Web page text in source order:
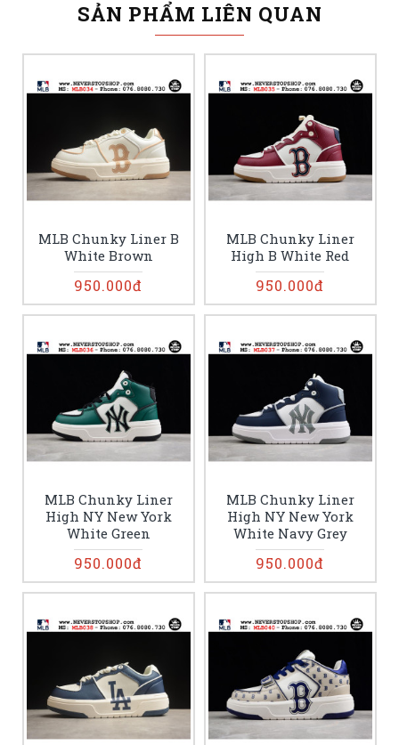
SẢN PHẨM LIÊN QUAN
MLB Chunky Liner B
White Brown
950.000đ
MLB Chunky Liner
High B White Red
950.000đ
MLB Chunky Liner
High NY New York
White Green
950.000đ
MLB Chunky Liner
High NY New York
White Navy Grey
950.000đ